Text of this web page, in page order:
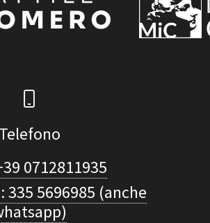
Telefono
0712811935
335 5696985 (anche